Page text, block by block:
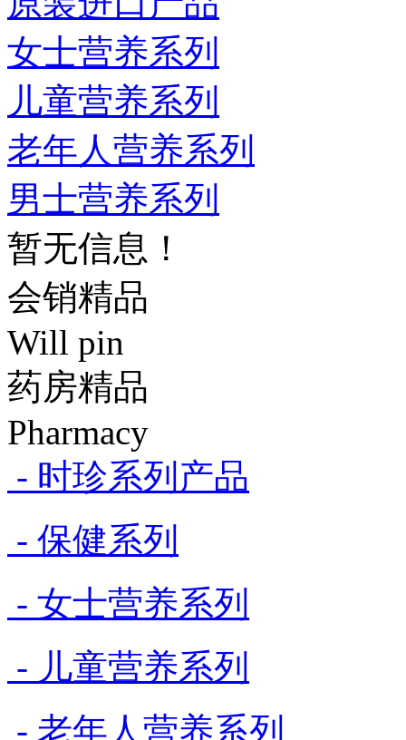
女士营养系列
儿童营养系列
老年人营养系列
男士营养系列
暂无信息！
会销精品
Will pin
药房精品
Pharmacy
- 时珍系列产品
- 保健系列
- 女士营养系列
- 儿童营养系列
- 老年人营养系列